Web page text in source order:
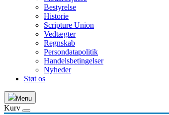
Bestyrelse
Historie
Scripture Union
Vedtægter
Regnskab
Persondatapolitik
Handelsbetingelser
Nyheder
Støt os
Menu
Kurv